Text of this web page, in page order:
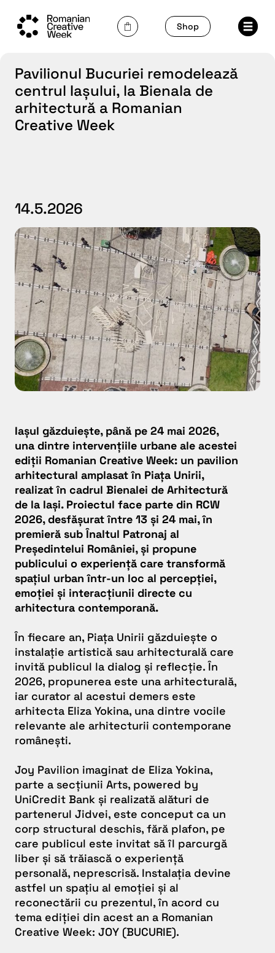
content
Shop
Pavilionul Bucuriei remodelează
centrul Iașului, la Bienala de
arhitectură a Romanian
Creative Week
14.5.2026
Iașul găzduiește, până pe 24 mai 2026,
una dintre intervențiile urbane ale acestei
ediții Romanian Creative Week: un pavilion
arhitectural amplasat în Piața Unirii,
realizat în cadrul Bienalei de Arhitectură
de la Iași. Proiectul face parte din RCW
2026, desfășurat între 13 și 24 mai, în
premieră sub Înaltul Patronaj al
Președintelui României, și propune
publicului o experiență care transformă
spațiul urban într-un loc al percepției,
emoției și interacțiunii directe cu
arhitectura contemporană.
În fiecare an, Piața Unirii găzduiește o
instalație artistică sau arhitecturală care
invită publicul la dialog și reflecție. În
2026, propunerea este una arhitecturală,
iar curator al acestui demers este
arhitecta Eliza Yokina, una dintre vocile
relevante ale arhitecturii contemporane
românești.
Joy Pavilion imaginat de Eliza Yokina,
parte a secțiunii Arts, powered by
UniCredit Bank și realizată alături de
partenerul Jidvei, este conceput ca un
corp structural deschis, fără plafon, pe
care publicul este invitat să îl parcurgă
liber și să trăiască o experiență
personală, neprescrisă. Instalația devine
astfel un spațiu al emoției și al
reconectării cu prezentul, în acord cu
tema ediției din acest an a Romanian
Creative Week: JOY (BUCURIE).